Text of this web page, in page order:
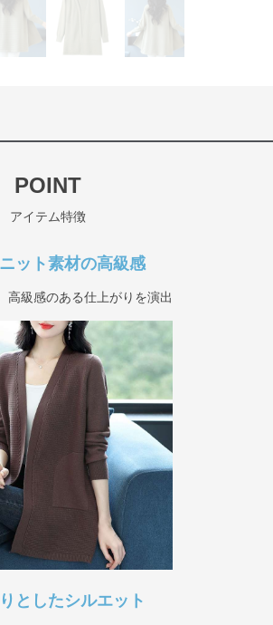
POINT
アイテム特徴
ット素材の高級感
高級感のある仕上がりを演出
としたシルエット